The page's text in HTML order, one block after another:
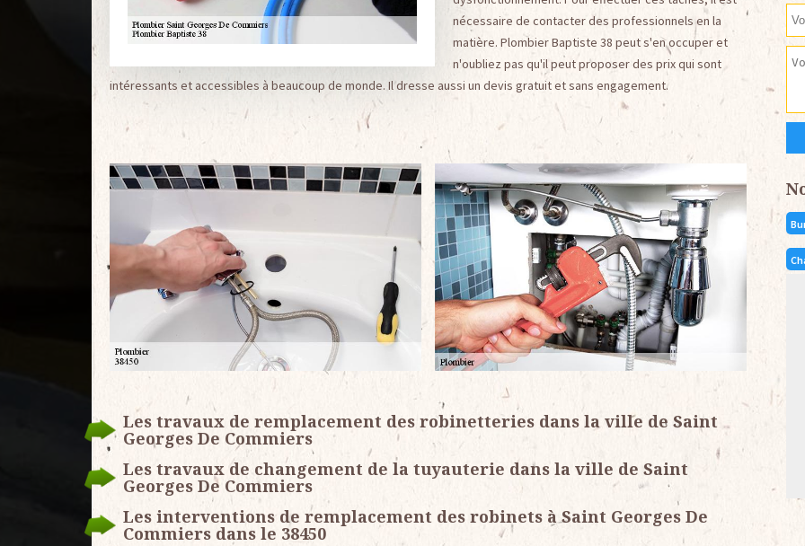
nécessaire de contacter des professionnels en la
matière. Plombier Baptiste 38 peut s'en occuper et
n'oubliez pas qu'il peut proposer des prix qui sont
intéressants et accessibles à beaucoup de monde. Il dresse aussi un devis gratuit et sans engagement.
Les travaux de remplacement des robinetteries dans la ville de Saint
Georges De Commiers
Les travaux de changement de la tuyauterie dans la ville de Saint
Georges De Commiers
Les interventions de remplacement des robinets à Saint Georges De
Commiers dans le 38450